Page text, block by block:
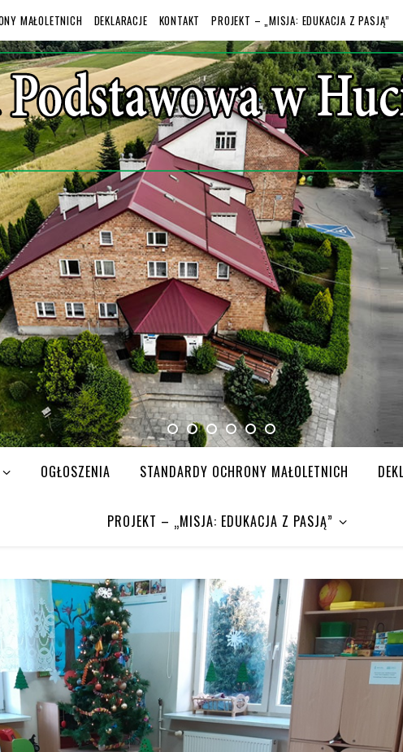
MAŁOLETNICH DEKLARACJE KONTAKT PROJEKT – „MISJA: EDUKACJA Z PASJĄ”
OGŁOSZENIA STANDARDY OCHRONY MAŁOLETNICH
PROJEKT – „MISJA: EDUKACJA Z PASJĄ”